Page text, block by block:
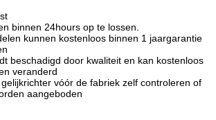
binnen 24hours op te lossen.
kunnen kostenloos binnen 1 jaargarantie
beschadigd door kwaliteit en kan kostenloos
veranderd
vóór de fabriek zelf controleren of
aangeboden